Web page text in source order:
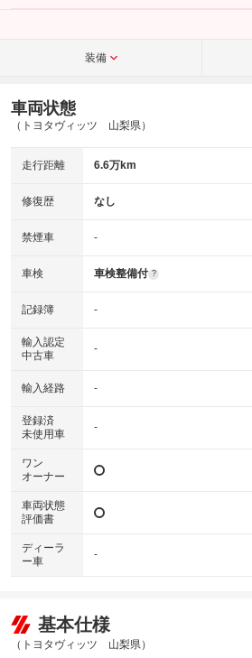
こちら
装備
車両状態
（トヨタヴィッツ 山梨県）
走行距離 6.6万km
修復歴 なし
禁煙車 -
車検 車検整備付 ?
記録簿 -
輸入認定
中古車
-
輸入経路 -
登録済
未使用車
-
ワン
オーナー
車両状態
評価書
ディーラ
ー車
-
基本仕様
（トヨタヴィッツ 山梨県）